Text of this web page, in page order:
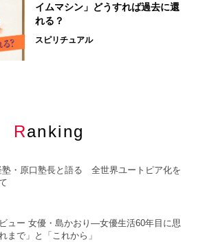
イムマシン」どうすれば過去に還
れる？
スピリチュアル
Ranking
塾・原口塾長と語る 全世界ユートピア化を
ュー 女優・島かおり―女優生活60年目に思
まで」と「これから」